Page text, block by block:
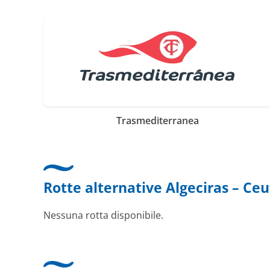
Trasmediterranea
Rotte alternative Algeciras –
Nessuna rotta disponibile.